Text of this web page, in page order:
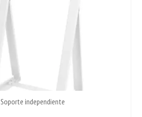
Soporte independiente